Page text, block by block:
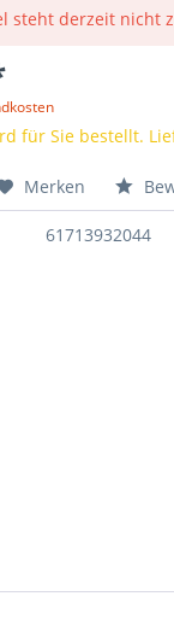
steht derzeit nicht
für Sie bestellt.
Merken
61713932044